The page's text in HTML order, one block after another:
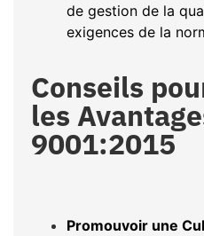
de gestion de la
exigences de la
Conseils
les
9001:2015
Promouvoir une